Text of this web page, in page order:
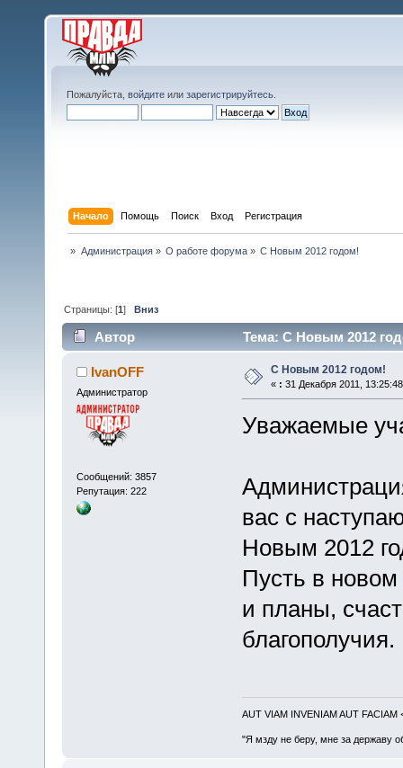
Пожалуйста, войдите или зарегистрируйтесь
Начало Помощь Поиск Вход Регистрация
» Администрация» О работе форума» С Новым 2012 годом!
Страницы: [1]Вниз
Автор Тема: С Новым 2012
IvanOFF
Администратор
Сообщений: 3857
Репутация: 222
С Новым 2012 годом!
« : 31 Декабря 2011,
Уважаемые
вас с
Новым 2012
Пусть в
и планы,
благополучия.
AUT VIAM INVENIAM AUT FACIAM
"Я мзду не беру, мне за державу